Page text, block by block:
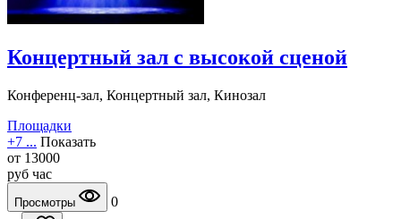
Концертный зал с высокой сценой
Конференц-зал, Концертный зал, Кинозал
Площадки
+7 ... Показать
от 13000
руб час
Просмотры
0